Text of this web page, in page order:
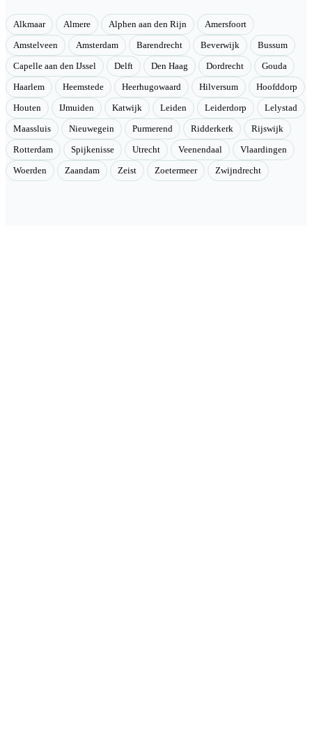
Alkmaar Almere Alphen aan den Rijn Amersfoort
Amstelveen Amsterdam Barendrecht Beverwijk Bussum
Capelle aan den IJssel Delft Den Haag Dordrecht Gouda
Haarlem Heemstede Heerhugowaard Hilversum Hoofddorp
Houten IJmuiden Katwijk Leiden Leiderdorp Lelystad
Maassluis Nieuwegein Purmerend Ridderkerk Rijswijk
Rotterdam Spijkenisse Utrecht Veenendaal Vlaardingen
Woerden Zaandam Zeist Zoetermeer Zwijndrecht